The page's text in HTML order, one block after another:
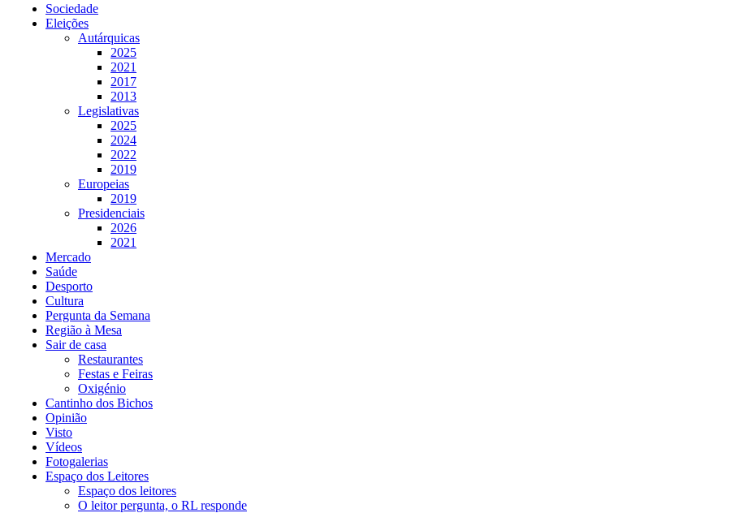
Sociedade
Eleições
Autárquicas
2025
2021
2017
2013
Legislativas
2025
2024
2022
2019
Europeias
2019
Presidenciais
2026
2021
Mercado
Saúde
Desporto
Cultura
Pergunta da Semana
Região à Mesa
Sair de casa
Restaurantes
Festas e Feiras
Oxigénio
Cantinho dos Bichos
Opinião
Visto
Vídeos
Fotogalerias
Espaço dos Leitores
Espaço dos leitores
O leitor pergunta, o RL responde